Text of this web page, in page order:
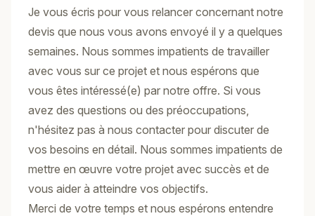
Je vous écris pour vous relancer concernant notre
devis que nous vous avons envoyé il y a quelques
semaines. Nous sommes impatients de travailler
avec vous sur ce projet et nous espérons que
vous êtes intéressé(e) par notre offre. Si vous
avez des questions ou des préoccupations,
n'hésitez pas à nous contacter pour discuter de
vos besoins en détail. Nous sommes impatients de
mettre en œuvre votre projet avec succès et de
vous aider à atteindre vos objectifs.
Merci de votre temps et nous espérons entendre